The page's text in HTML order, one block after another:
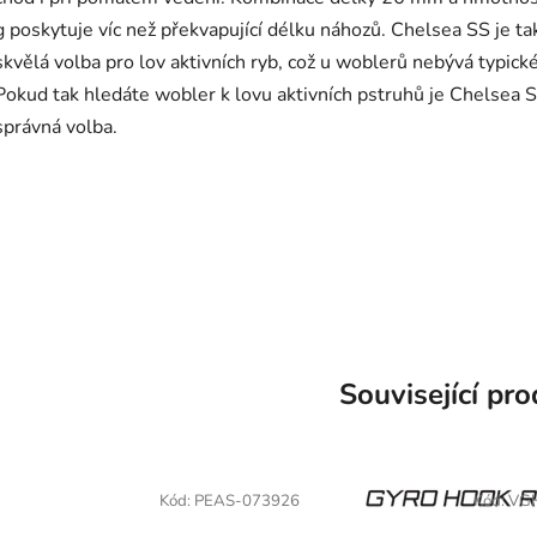
poskytuje víc než překvapující délku náhozů. Chelsea SS je
volba pro lov aktivních ryb, což u woblerů nebývá
tak hledáte wobler k lovu aktivních pstruhů je Chelsea
volba.
Související
Kód: PEAS-073926 Kód: